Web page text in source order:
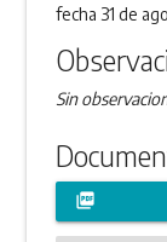
fecha 31 de
Sin
picture_as_pdf